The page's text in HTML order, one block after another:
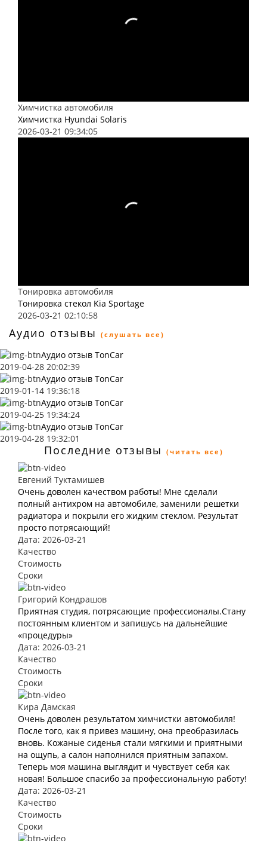
Химчистка автомобиля
Химчистка Hyundai Solaris
2026-03-21 09:34:05
Тонировка автомобиля
Тонировка стекол Kia Sportage
2026-03-21 02:10:58
Аудио отзывы (слушать все)
Аудио отзыв TonCar
2019-04-28 20:02:39
Аудио отзыв TonCar
2019-01-14 19:36:18
Аудио отзыв TonCar
2019-04-25 19:34:24
Аудио отзыв TonCar
2019-04-28 19:32:01
Последние отзывы (читать все)
Евгений Туктамишев
Очень доволен качеством работы! Мне сделали
полный антихром на автомобиле, заменили решетки
радиатора и покрыли его жидким стеклом. Результат
просто потрясающий!
Дата: 2026-03-21
Качество
Стоимость
Сроки
Григорий Кондрашов
Приятная студия, потрясающие профессионалы.Стану
постоянным клиентом и запишусь на дальнейшие
«процедуры»
Дата: 2026-03-21
Качество
Стоимость
Сроки
Кира Дамская
Очень доволен результатом химчистки автомобиля!
После того, как я привез машину, она преобразилась
вновь. Кожаные сиденья стали мягкими и приятными
на ощупь, а салон наполнился приятным запахом.
Теперь моя машина выглядит и чувствует себя как
новая! Большое спасибо за профессиональную работу!
Дата: 2026-03-21
Качество
Стоимость
Сроки